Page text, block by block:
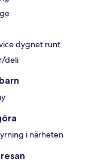
dygnet runt
deli
i närheten